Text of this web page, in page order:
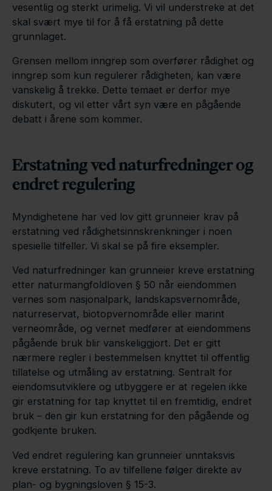
vesentlig og sterkt urimelig. Vi vil understreke at det
skal svært mye til for å få erstatning på dette
grunnlaget.
Grensen mellom inngrep som overfører rådighet og
inngrep som kun regulerer rådigheten, kan være
vanskelig å trekke. Dette temaet er derfor mye
diskutert, og vil etter vårt syn være en pågående
debatt i årene som kommer.
Erstatning ved naturfredninger og
endret regulering
Myndighetene har ved lov gitt grunneier krav på
erstatning ved rådighetsinnskrenkninger i noen
spesielle tilfeller. Vi skal se på fire eksempler.
Ved naturfredninger kan grunneier kreve erstatning
etter naturmangfoldloven § 50 når eiendommen
vernes som nasjonalpark, landskapsvernområde,
naturreservat, biotopvernområde eller marint
verneområde, og vernet medfører at eiendommens
pågående bruk blir vanskeliggjort. Det er gitt
nærmere regler i bestemmelsen knyttet til offentlig
tillatelse og utmåling av erstatning. Sentralt for
eiendomsutviklere og utbyggere er at regelen ikke
gir erstatning for tap knyttet til en fremtidig, endret
bruk – den gir kun erstatning for den pågående og
godkjente bruken.
Ved endret regulering kan grunneier unntaksvis
kreve erstatning. To av tilfellene følger direkte av
plan- og bygningsloven § 15-3.